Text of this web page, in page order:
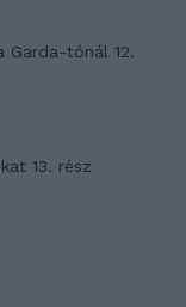
Garda-tónál 12.
13. rész